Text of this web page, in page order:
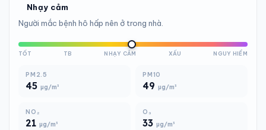
Nhạy cảm
Người mắc bệnh hô hấp nên ở trong nhà.
TỐT TB NHẠY CẢM XẤU NGUY HIỂM
PM2.5
45 µg/m³
PM10
49 µg/m³
NO₂
21 µg/m³
O₃
33 µg/m³